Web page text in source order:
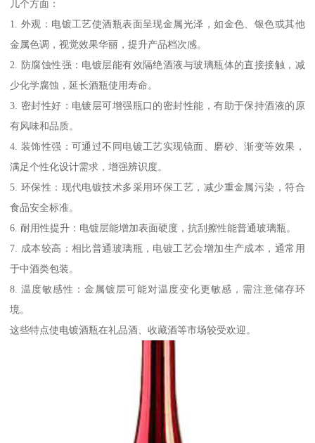
几个方面：
1. 外观：电镀工艺使酒瓶表面呈现金属光泽，如金色、银色或其他
金属色调，视觉效果华丽，提升产品档次感。
2. 防腐蚀性强：电镀层能有效隔绝酒液与玻璃瓶体的直接接触，减
少化学腐蚀，延长酒瓶使用寿命。
3. 密封性好：电镀层可增强瓶口的密封性能，有助于保持酒液的原
有风味和品质。
4. 装饰性强：可通过不同电镀工艺实现镜面、磨砂、渐变等效果，
满足个性化设计需求，增强辨识度。
5. 环保性：现代电镀技术多采用环保工艺，减少重金属污染，符合
食品安全标准。
6. 耐用性提升：电镀层能增加表面硬度，抗刮擦性能普通玻璃瓶。
7. 成本较高：相比普通玻璃瓶，电镀工艺会增加生产成本，通常用
于中酒类包装。
8. 温度敏感性：金属镀层可能对温度变化更敏感，需注意储存环
境。
这些特点使电镀酒瓶在礼品酒、收藏酒等市场较受欢迎。